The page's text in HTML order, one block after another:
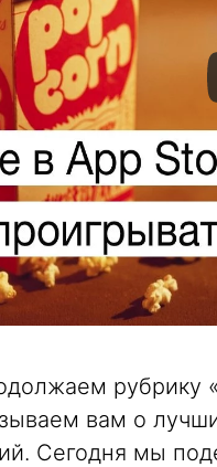
рубрику
вам о
Сегодня мы